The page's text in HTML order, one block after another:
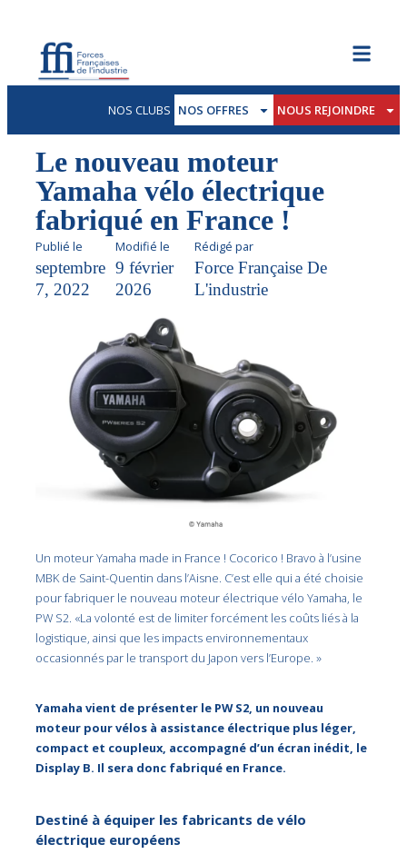
NOS CLUBS NOS OFFRES NOUS REJOINDRE
Le nouveau moteur
Yamaha vélo électrique
fabriqué en France !
Publié le
septembre
7, 2022
Modifié le
9 février
2026
Rédigé par
Force Française De
L'industrie
Un moteur Yamaha made in France ! Cocorico ! Bravo à l’usine
MBK de Saint-Quentin dans l’Aisne. C’est elle qui a été choisie
pour fabriquer le nouveau moteur électrique vélo Yamaha, le
PW S2. «La volonté est de limiter forcément les coûts liés à la
logistique, ainsi que les impacts environnementaux
occasionnés par le transport du Japon vers l’Europe. »
Yamaha vient de présenter le PW S2, un nouveau
moteur pour vélos à assistance électrique plus léger,
compact et coupleux, accompagné d’un écran inédit, le
Display B. Il sera donc fabriqué en France.
Destiné à équiper les fabricants de vélo
électrique européens